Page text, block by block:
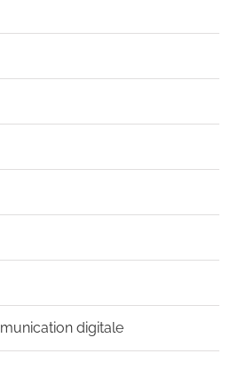
digitale